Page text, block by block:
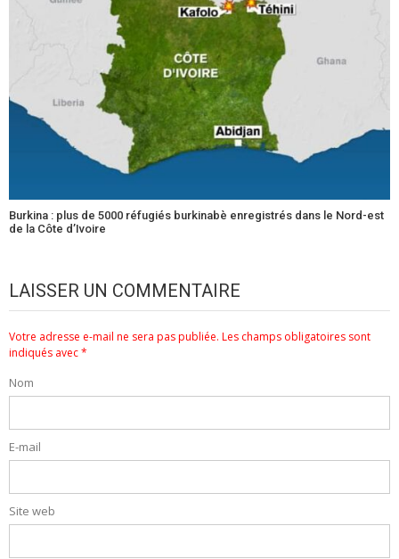
Burkina : plus de 5000 réfugiés burkinabè enregistrés dans le Nord-est
de la Côte d’Ivoire
LAISSER UN COMMENTAIRE
Votre adresse e-mail ne sera pas publiée. Les champs obligatoires sont
indiqués avec*
Nom
E-mail
Site web